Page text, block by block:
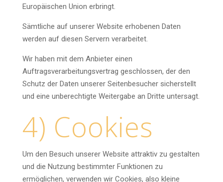
Europäischen Union erbringt.
Sämtliche auf unserer Website erhobenen Daten
werden auf diesen Servern verarbeitet.
Wir haben mit dem Anbieter einen
Auftragsverarbeitungsvertrag geschlossen, der den
Schutz der Daten unserer Seitenbesucher sicherstellt
und eine unberechtigte Weitergabe an Dritte untersagt.
4) Cookies
Um den Besuch unserer Website attraktiv zu gestalten
und die Nutzung bestimmter Funktionen zu
ermöglichen, verwenden wir Cookies, also kleine